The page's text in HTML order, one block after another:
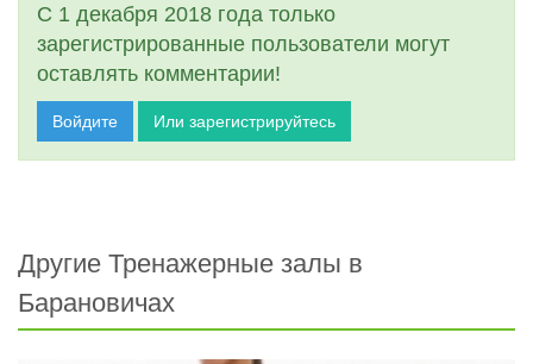
С 1 декабря 2018 года только
зарегистрированные пользователи могут
оставлять комментарии!
Войдите Или зарегистрируйтесь
Другие Тренажерные залы в
Барановичах